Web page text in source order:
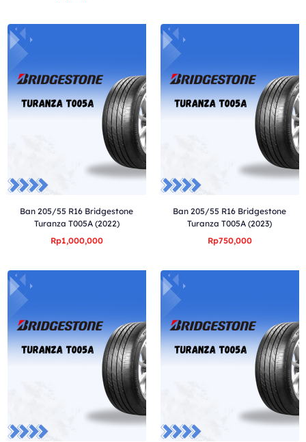
Ban 205/55 R16 Bridgestone
Turanza T005A (2022)
Rp1,000,000
Ban 205/55 R16 Bridgestone
Turanza T005A (2023)
Rp750,000